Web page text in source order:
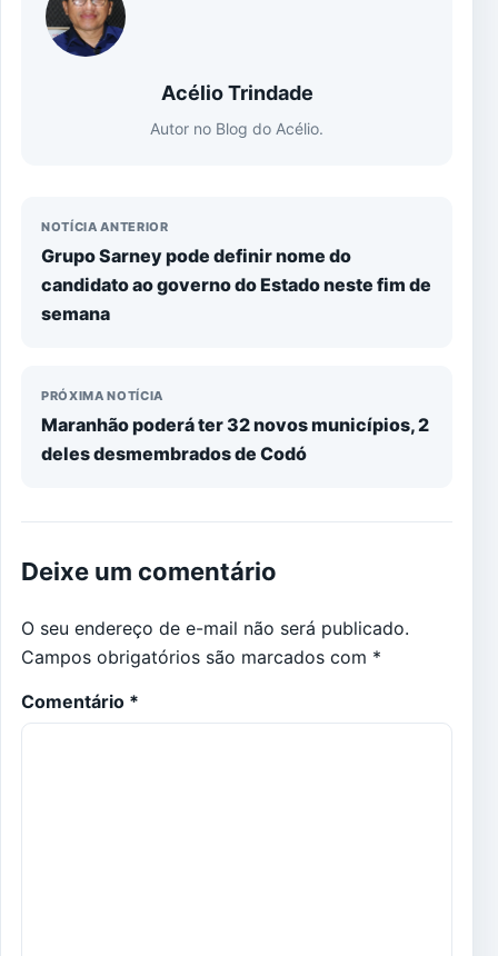
Acélio Trindade
Autor no Blog do Acélio.
NOTÍCIA ANTERIOR
Grupo Sarney pode definir nome do
candidato ao governo do Estado neste fim de
semana
PRÓXIMA NOTÍCIA
Maranhão poderá ter 32 novos municípios, 2
deles desmembrados de Codó
Deixe um comentário
O seu endereço de e-mail não será publicado.
Campos obrigatórios são marcados com *
Comentário *